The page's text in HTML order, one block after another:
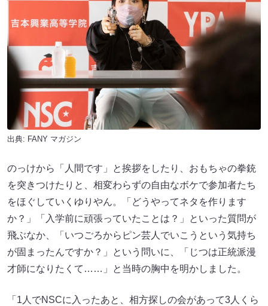
出典: FANY マガジン
のっけから「人間です」と挨拶をしたり、おもちゃの拳銃
を突きつけたりと、相変わらずの自由なボケで参加者たち
をほぐしていくゆりやん。「どうやってネタを作ります
か？」「入学前に頑張っていたことは？」といった質問が
飛ぶなか、「いつごろからピン芸人でいこうという気持ち
が固まったんですか？」という問いに、「じつは正統派漫
才師になりたくて……」と当時の胸中を明かしました。
「1人でNSCに入ったあと、相方探しの会があって3人くら